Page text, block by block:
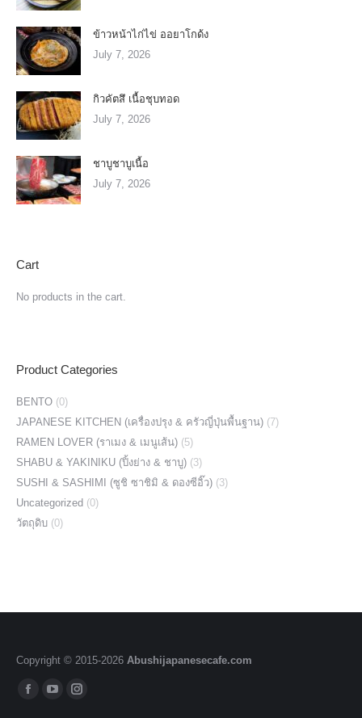
ข้าวหน้าไก่ไข่ ออยาโกด้ง
July 7, 2026
กิวคัตสึ เนื้อชุบทอด
July 7, 2026
ชาบูชาบูเนื้อ
July 7, 2026
Cart
No products in the cart.
Product Categories
BENTO (0)
JAPANESE KITCHEN (เครื่องปรุง & ครัวญี่ปุ่นพื้นฐาน) (7)
RAMEN LOVER (ราเมง & เมนูเส้น) (5)
SHABU & YAKINIKU (ปิ้งย่าง & ชาบู) (3)
SUSHI & SASHIMI (ซูชิ ซาชิมิ & ดองซีอิ๊ว) (3)
Uncategorized (0)
วัตถุดิบ (0)
Copyright © 2015-2026 Abushijapanesecafe.com
Find us on:
FacebookYouTubeInstagram